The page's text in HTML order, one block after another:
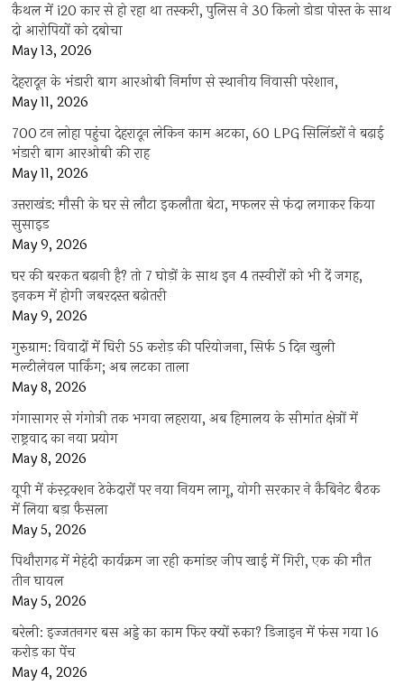
कैथल में i20 कार से हो रहा था तस्करी, पुलिस ने 30 किलो डोडा पोस्त के साथ
दो आरोपियों को दबोचा
May 13, 2026
देहरादून के भंडारी बाग आरओबी निर्माण से स्थानीय निवासी परेशान,
May 11, 2026
700 टन लोहा पहुंचा देहरादून लेकिन काम अटका, 60 LPG सिलिंडरों ने बढ़ाई
भंडारी बाग आरओबी की राह
May 11, 2026
उत्तराखंड: मौसी के घर से लौटा इकलौता बेटा, मफलर से फंदा लगाकर किया
सुसाइड
May 9, 2026
घर की बरकत बढ़ानी है? तो 7 घोड़ों के साथ इन 4 तस्वीरों को भी दें जगह,
इनकम में होगी जबरदस्त बढ़ोतरी
May 9, 2026
गुरुग्राम: विवादों में घिरी 55 करोड़ की परियोजना, सिर्फ 5 दिन खुली
मल्टीलेवल पार्किंग; अब लटका ताला
May 8, 2026
गंगासागर से गंगोत्री तक भगवा लहराया, अब हिमालय के सीमांत क्षेत्रों में
राष्ट्रवाद का नया प्रयोग
May 8, 2026
यूपी में कंस्ट्रक्शन ठेकेदारों पर नया नियम लागू, योगी सरकार ने कैबिनेट बैठक
में लिया बड़ा फैसला
May 5, 2026
पिथौरागढ़ में मेहंदी कार्यक्रम जा रही कमांडर जीप खाई में गिरी, एक की मौत
तीन घायल
May 5, 2026
बरेली: इज्जतनगर बस अड्डे का काम फिर क्यों रुका? डिजाइन में फंस गया 16
करोड़ का पेंच
May 4, 2026